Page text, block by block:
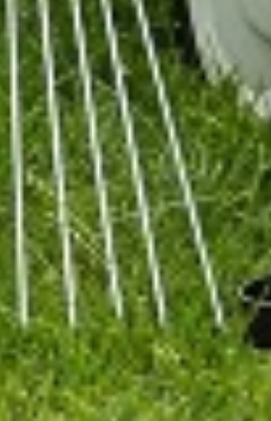
Infos pratiques
Comment ça marche ?
Foire Aux Questions
Notre philosophie
Économie collaborative